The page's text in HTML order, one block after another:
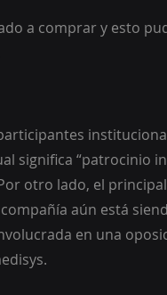
a comprar y esto
significa “patrocinio
otro lado, el
aún está
en una